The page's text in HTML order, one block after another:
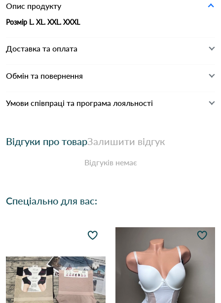
Опис продукту
Розмір L. XL. XXL. XXXL
Доставка та оплата
Обмін та повернення
Умови співпраці та програма лояльності
Відгуки про товарЗалишити відгук
Відгуків немає
Спеціально для вас: